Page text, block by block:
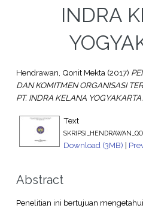
INDRA
Hendrawan, Qonit Mekta(2017)
DAN KOMITMEN ORGANISASI
PT. INDRA KELANA YOGYAKARTA.
Text
Download (3MB) |
Abstract
Penelitian ini bertujuan